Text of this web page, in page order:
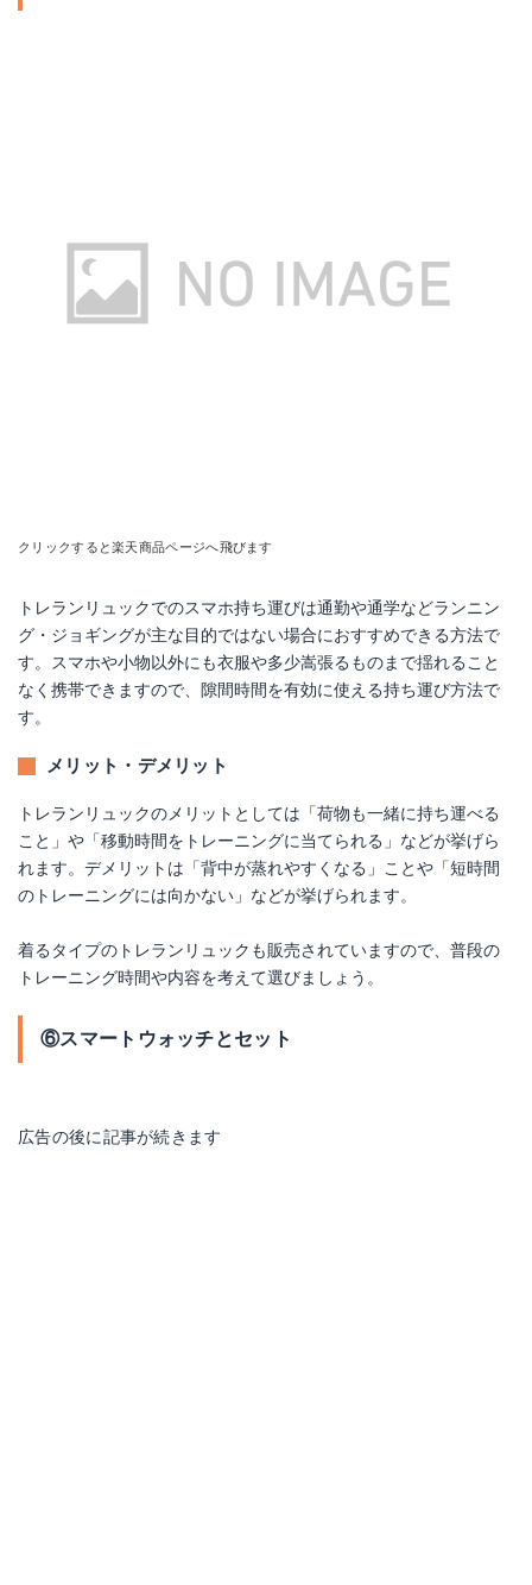
クリックすると楽天商品ページへ飛びます
トレランリュックでのスマホ持ち運びは通勤や通学などランニン
グ・ジョギングが主な目的ではない場合におすすめできる方法で
す。スマホや小物以外にも衣服や多少嵩張るものまで揺れること
なく携帯できますので、隙間時間を有効に使える持ち運び方法で
す。
メリット・デメリット
トレランリュックのメリットとしては「荷物も一緒に持ち運べる
こと」や「移動時間をトレーニングに当てられる」などが挙げら
れます。デメリットは「背中が蒸れやすくなる」ことや「短時間
のトレーニングには向かない」などが挙げられます。
着るタイプのトレランリュックも販売されていますので、普段の
トレーニング時間や内容を考えて選びましょう。
⑥スマートウォッチとセット
広告の後に記事が続きます